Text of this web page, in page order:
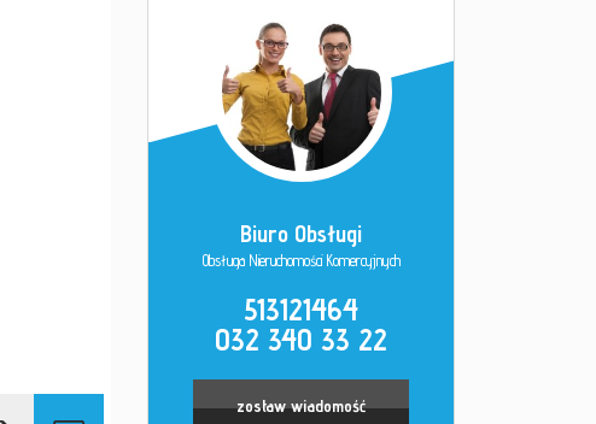
Biuro Obsługi
Obsługa Nieruchomości Komercyjnych
513121464
032 340 33 22
zostaw wiadomość